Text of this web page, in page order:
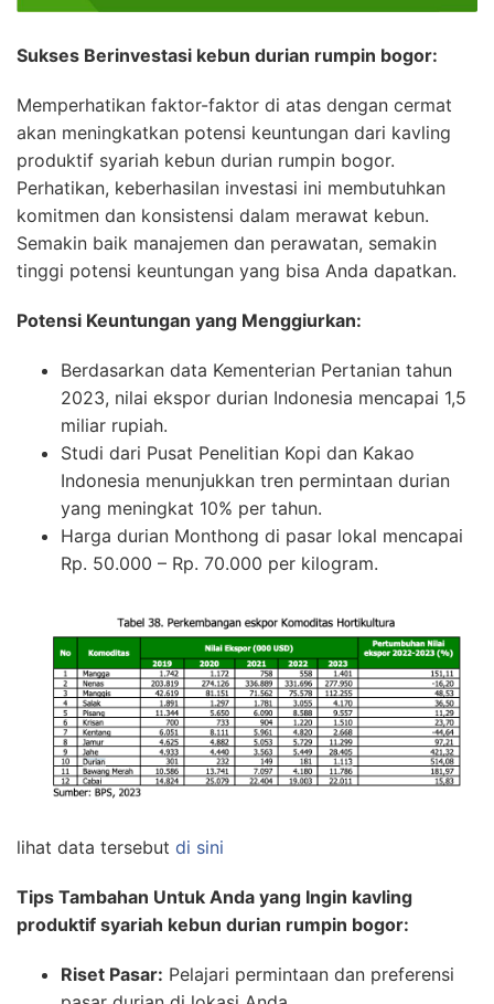
Sukses Berinvestasi kebun durian rumpin bogor:
Memperhatikan faktor-faktor di atas dengan cermat
akan meningkatkan potensi keuntungan dari kavling
produktif syariah kebun durian rumpin bogor.
Perhatikan, keberhasilan investasi ini membutuhkan
komitmen dan konsistensi dalam merawat kebun.
Semakin baik manajemen dan perawatan, semakin
tinggi potensi keuntungan yang bisa Anda dapatkan.
Potensi Keuntungan yang Menggiurkan:
Berdasarkan data Kementerian Pertanian tahun
2023, nilai ekspor durian Indonesia mencapai 1,5
miliar rupiah.
Studi dari Pusat Penelitian Kopi dan Kakao
Indonesia menunjukkan tren permintaan durian
yang meningkat 10% per tahun.
Harga durian Monthong di pasar lokal mencapai
Rp. 50.000 – Rp. 70.000 per kilogram.
lihat data tersebut di sini
Tips Tambahan Untuk Anda yang Ingin kavling
produktif syariah kebun durian rumpin bogor:
Riset Pasar: Pelajari permintaan dan preferensi